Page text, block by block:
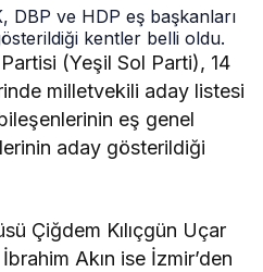
DBP ve HDP eş başkanları
kentler belli oldu.
(Yeşil Sol Parti), 14
milletvekili aday listesi
eş genel
aday gösterildiği
Çiğdem Kılıçgün Uçar
Akın ise İzmir’den